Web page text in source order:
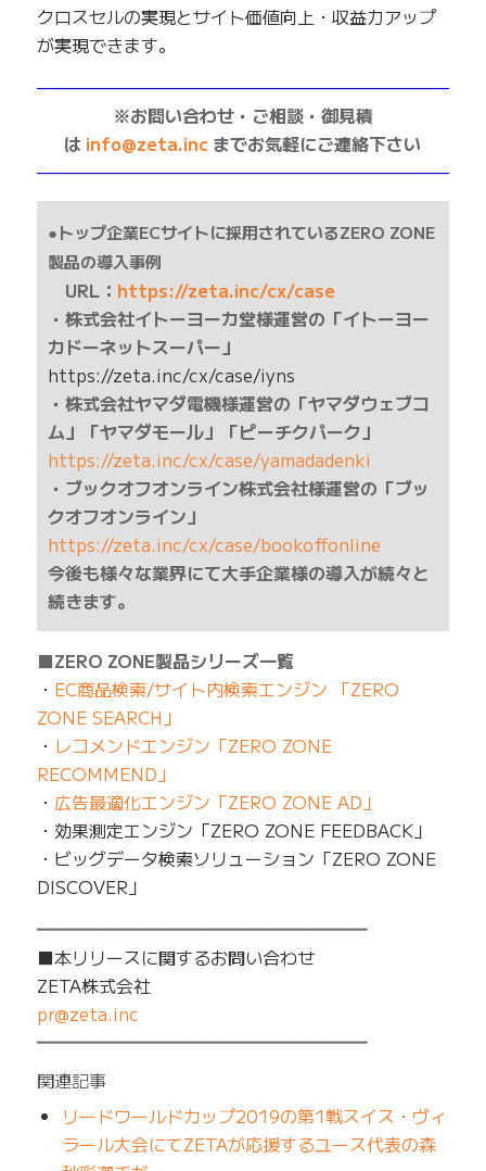
クロスセルの実現とサイト価値向上・収益力アップ
が実現できます。
※お問い合わせ・ご相談・御見積
は info@zeta.inc までお気軽にご連絡下さい
●トップ企業ECサイトに採用されているZERO ZONE
製品の導入事例
URL： https://zeta.inc/cx/case
・株式会社イトーヨーカ堂様運営の「イトーヨー
カドーネットスーパー」
https://zeta.inc/cx/case/iyns
・株式会社ヤマダ電機様運営の「ヤマダウェブコ
ム」「ヤマダモール」「ピーチクパーク」
https://zeta.inc/cx/case/yamadadenki
・ブックオフオンライン株式会社様運営の「ブッ
クオフオンライン」
https://zeta.inc/cx/case/bookoffonline
今後も様々な業界にて大手企業様の導入が続々と
続きます。
■ZERO ZONE製品シリーズ一覧
・ EC商品検索/サイト内検索エンジン 「ZERO
ZONE SEARCH」
・ レコメンドエンジン「ZERO ZONE
RECOMMEND」
・ 広告最適化エンジン「ZERO ZONE AD」
・効果測定エンジン「ZERO ZONE FEEDBACK」
・ビッグデータ検索ソリューション「ZERO ZONE
DISCOVER」
━━━━━━━━━━━━━━━━━━━
■本リリースに関するお問い合わせ
ZETA株式会社
pr@zeta.inc
━━━━━━━━━━━━━━━━━━━
関連記事
リードワールドカップ2019の第1戦スイス・ヴィ
ラール大会にてZETAが応援するユース代表の森